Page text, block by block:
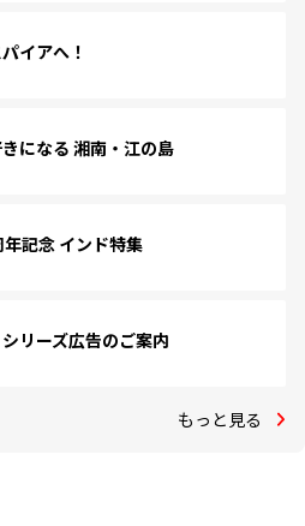
イアへ！
になる 湘南・江の島
記念 インド特集
シリーズ広告のご案内
もっと見る